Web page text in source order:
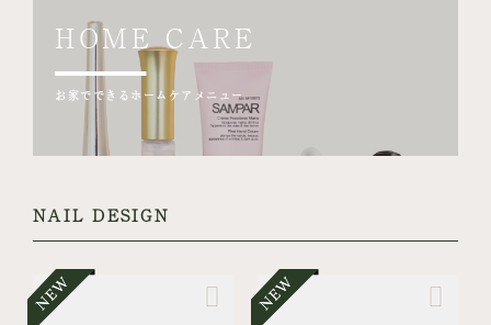
HOME CARE
お家でできるホームケアメニュー
NAIL DESIGN